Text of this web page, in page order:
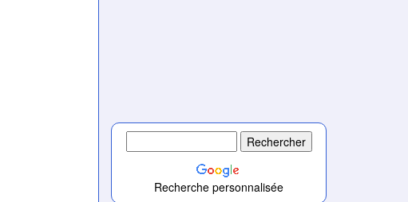
Recherche personnalisée